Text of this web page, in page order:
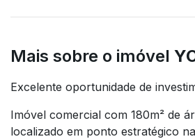
Mais sobre o imóvel
Excelente oportunidade de
Imóvel comercial com 180m² de
localizado em ponto estratégico